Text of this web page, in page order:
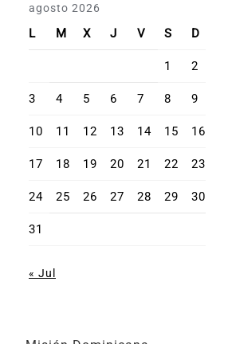
agosto 2026
L M X J V S D
1 2
3 4 5 6 7 8 9
10 11 12 13 14 15 16
17 18 19 20 21 22 23
24 25 26 27 28 29 30
31
« Jul